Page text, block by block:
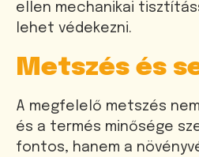
ellen mechanikai
lehet védekezni.
Metszés és
A megfelelő metszés
és a termés minősége
fontos, hanem a